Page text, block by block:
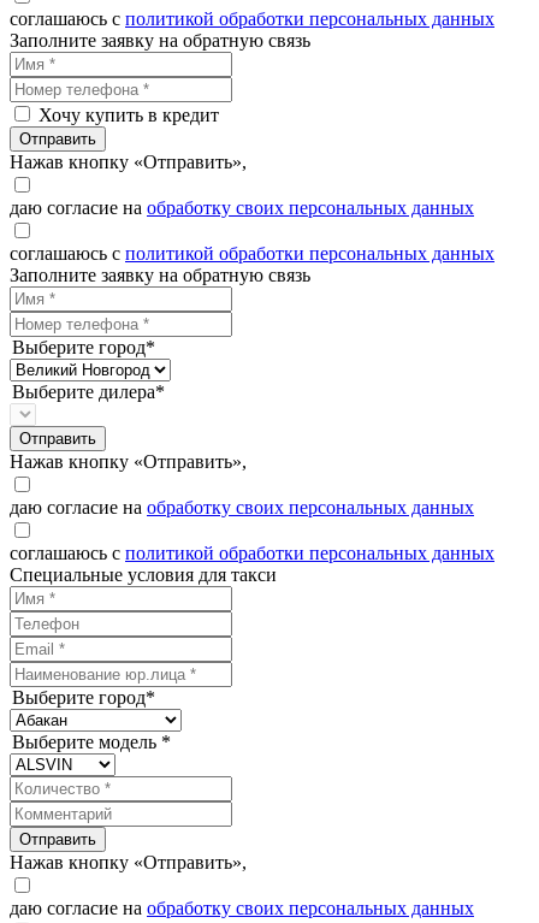
соглашаюсь с политикой обработки персональных данных
Заполните заявку на обратную связь
Хочу купить в кредит
Отправить
Нажав кнопку «Отправить»,
даю согласие на обработку своих персональных данных
соглашаюсь с политикой обработки персональных данных
Заполните заявку на обратную связь
Выберите город*
Выберите дилера*
Отправить
Нажав кнопку «Отправить»,
даю согласие на обработку своих персональных данных
соглашаюсь с политикой обработки персональных данных
Специальные условия для такси
Выберите город*
Выберите модель *
Отправить
Нажав кнопку «Отправить»,
даю согласие на обработку своих персональных данных